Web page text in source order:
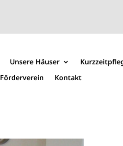
Unsere Häuser
Förderverein Kontakt